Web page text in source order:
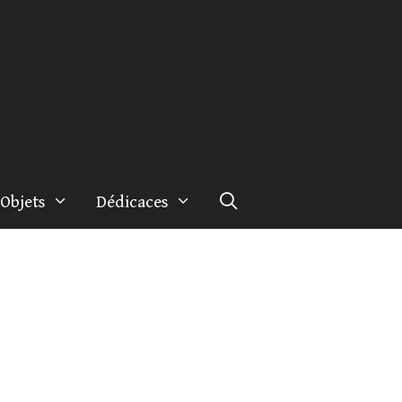
Objets Dédicaces